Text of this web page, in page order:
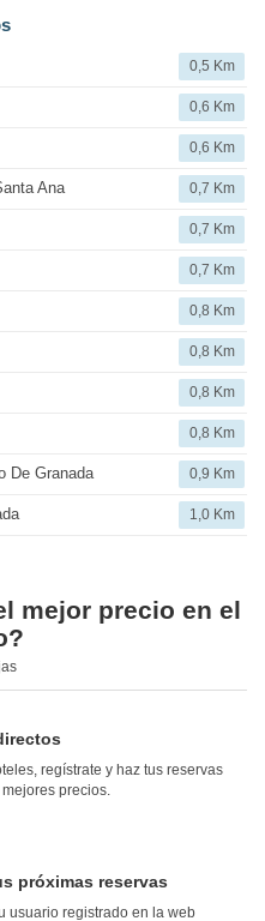
0,5 Km
0,6 Km
0,6 Km
Ana 0,7 Km
0,7 Km
0,7 Km
0,8 Km
0,8 Km
0,8 Km
0,8 Km
De Granada 0,9 Km
1,0 Km
mejor precio en el
regístrate y haz tus reservas
precios.
próximas reservas
usuario registrado en la web